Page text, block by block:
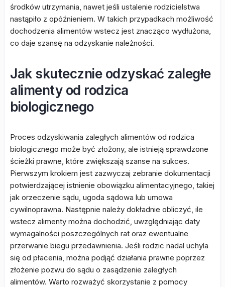
środków utrzymania, nawet jeśli ustalenie rodzicielstwa
nastąpiło z opóźnieniem. W takich przypadkach możliwość
dochodzenia alimentów wstecz jest znacząco wydłużona,
co daje szansę na odzyskanie należności.
Jak skutecznie odzyskać zaległe
alimenty od rodzica
biologicznego
Proces odzyskiwania zaległych alimentów od rodzica
biologicznego może być złożony, ale istnieją sprawdzone
ścieżki prawne, które zwiększają szanse na sukces.
Pierwszym krokiem jest zazwyczaj zebranie dokumentacji
potwierdzającej istnienie obowiązku alimentacyjnego, takiej
jak orzeczenie sądu, ugoda sądowa lub umowa
cywilnoprawna. Następnie należy dokładnie obliczyć, ile
wstecz alimenty można dochodzić, uwzględniając daty
wymagalności poszczególnych rat oraz ewentualne
przerwanie biegu przedawnienia. Jeśli rodzic nadal uchyla
się od płacenia, można podjąć działania prawne poprzez
złożenie pozwu do sądu o zasądzenie zaległych
alimentów. Warto rozważyć skorzystanie z pomocy